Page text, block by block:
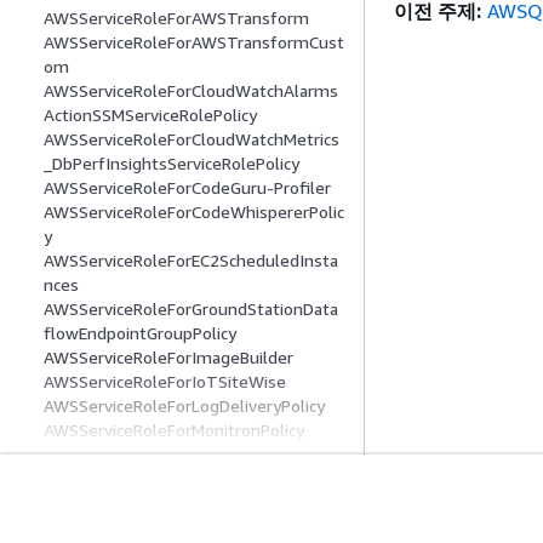
AWSServiceRoleForAWSTransform
AWSServiceRoleForAWSTransformCust
om
AWSServiceRoleForCloudWatchAlarms
ActionSSMServiceRolePolicy
AWSServiceRoleForCloudWatchMetrics
_DbPerfInsightsServiceRolePolicy
AWSServiceRoleForCodeGuru-Profiler
AWSServiceRoleForCodeWhispererPolic
y
AWSServiceRoleForEC2ScheduledInsta
nces
AWSServiceRoleForGroundStationData
flowEndpointGroupPolicy
AWSServiceRoleForImageBuilder
AWSServiceRoleForIoTSiteWise
AWSServiceRoleForLogDeliveryPolicy
AWSServiceRoleForMonitronPolicy
AWSServiceRoleForNeptuneGraphPolic
이전 주제: